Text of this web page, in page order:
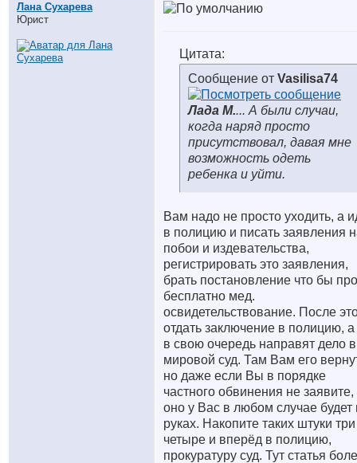
Лана Сухарева
Юрист
Цитата:
Сообщение от Vasilisa74
Лада М.... А были случаи,
когда наряд просто
присутствовал, давая мне
возможность одеть
ребенка и уйти.
Вам надо не просто уходить, а
в полицию и писать заявления
побои и издевательства,
регистрировать это заявления,
брать постановление что бы
бесплатно мед.
освидетельствование. После
отдать заключение в полицию,
в свою очередь направят дело в
мировой суд. Там Вам его
но даже если Вы в порядке
частного обвинения не заявите,
оно у Вас в любом случае будет
руках. Накопите таких штуки три
четыре и вперёд в полицию,
прокуратуру суд. Тут статья